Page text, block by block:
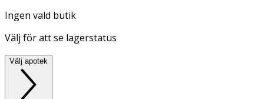
Ingen vald butik
Välj för att se lagerstatus
Välj apotek